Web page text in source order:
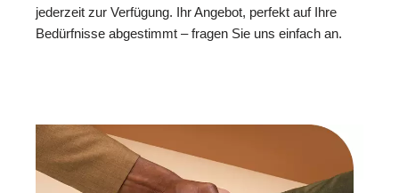
jederzeit zur Verfügung. Ihr Angebot, perfekt auf Ihre
Bedürfnisse abgestimmt – fragen Sie uns einfach an.